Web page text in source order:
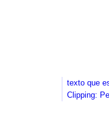
texto que
Clipping: